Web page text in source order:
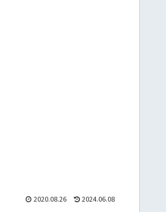
2020.08.26 2024.06.08